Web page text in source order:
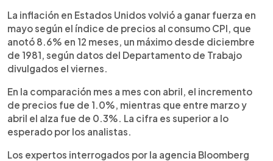
► Escuchar artículo
La inflación en Estados Unidos volvió a ganar fuerza en
mayo según el índice de precios al consumo CPI, que
anotó 8.6% en 12 meses, un máximo desde diciembre
de 1981, según datos del Departamento de Trabajo
divulgados el viernes.
En la comparación mes a mes con abril, el incremento
de precios fue de 1.0%, mientras que entre marzo y
abril el alza fue de 0.3%. La cifra es superior a lo
esperado por los analistas.
Los expertos interrogados por la agencia Bloomberg